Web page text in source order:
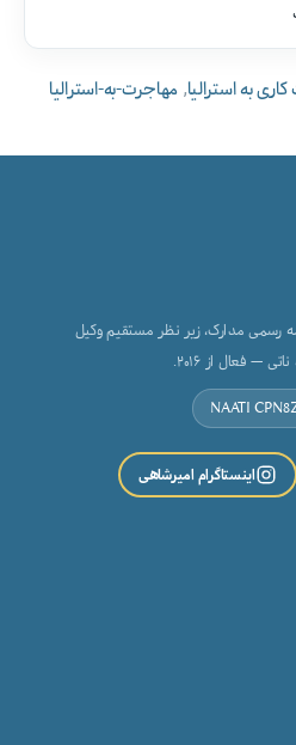
به استرالیا, مهاجرت-به-استرالیا
رسمی مدارک، زیر نظر مستقیم وکیل
— فعال از ۲۰۱۶.
NAATI
اینستاگرام امیرشاهی